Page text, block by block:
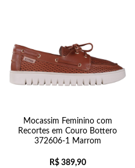
Mocassim Feminino com
Recortes em Couro Bottero
372606-1 Marrom
R$389,90